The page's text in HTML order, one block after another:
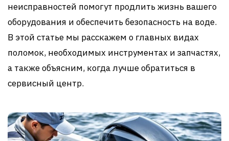
неисправностей помогут продлить жизнь вашего
оборудования и обеспечить безопасность на воде.
В этой статье мы расскажем о главных видах
поломок, необходимых инструментах и запчастях,
а также объясним, когда лучше обратиться в
сервисный центр.